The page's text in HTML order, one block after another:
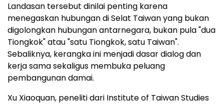
Landasan tersebut dinilai penting karena
menegaskan hubungan di Selat Taiwan yang bukan
digolongkan hubungan antarnegara, bukan pula "dua
Tiongkok" atau "satu Tiongkok, satu Taiwan".
Sebaliknya, kerangka ini menjadi dasar dialog dan
kerja sama sekaligus membuka peluang
pembangunan damai.
Xu Xiaoquan, peneliti dari Institute of Taiwan Studies